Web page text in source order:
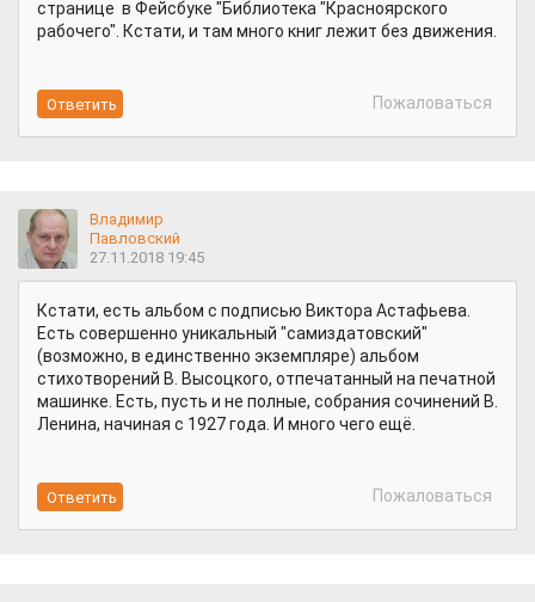
странице в Фейсбуке "Библиотека "Красноярского
рабочего". Кстати, и там много книг лежит без движения.
Пожаловаться
Владимир
Павловский
27.11.2018 19:45
Кстати, есть альбом с подписью Виктора Астафьева.
Есть совершенно уникальный "самиздатовский"
(возможно, в единственно экземпляре) альбом
стихотворений В. Высоцкого, отпечатанный на печатной
машинке. Есть, пусть и не полные, собрания сочинений В.
Ленина, начиная с 1927 года. И много чего ещё.
Пожаловаться